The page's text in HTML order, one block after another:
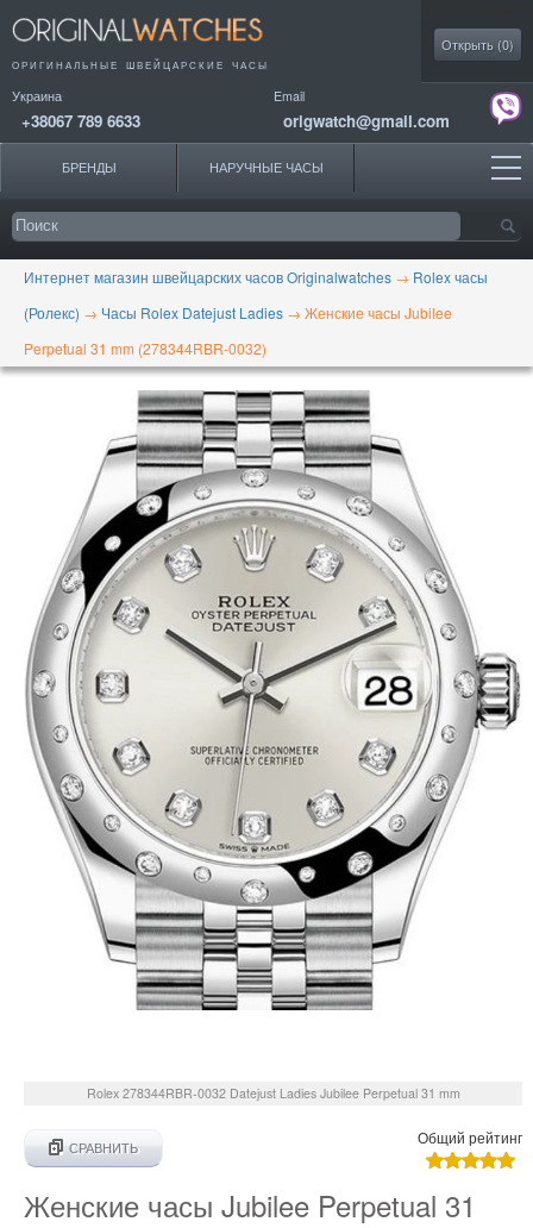
ОРИГИНАЛЬНЫЕ ШВЕЙЦАРСКИЕ ЧАСЫ
Украина
+38067 789 6633
Email
origwatch@gmail.com
Открыть (0)
БРЕНДЫ НАРУЧНЫЕ ЧАСЫ
Интернет магазин швейцарских часов Originalwatches → Rolex часы
(Ролекс) → Часы Rolex Datejust Ladies → Женские часы Jubilee
Perpetual 31 mm (278344RBR-0032)
Rolex 278344RBR-0032 Datejust Ladies Jubilee Perpetual 31 mm
СРАВНИТЬ
Общий рейтинг
Женские часы Jubilee Perpetual 31